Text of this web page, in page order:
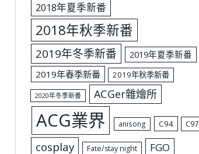
2018年夏季新番
2018年秋季新番
2019年冬季新番
2019年夏季新番
2019年春季新番
2019年秋季新番
2020年冬季新番 ACGer雜燴所
ACG業界 anisong C94 C97
cosplay Fate/stay night FGO